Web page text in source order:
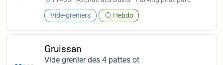
Vide-greniers Hebdo
Gruissan
Vide grenier des 4 pattes ot